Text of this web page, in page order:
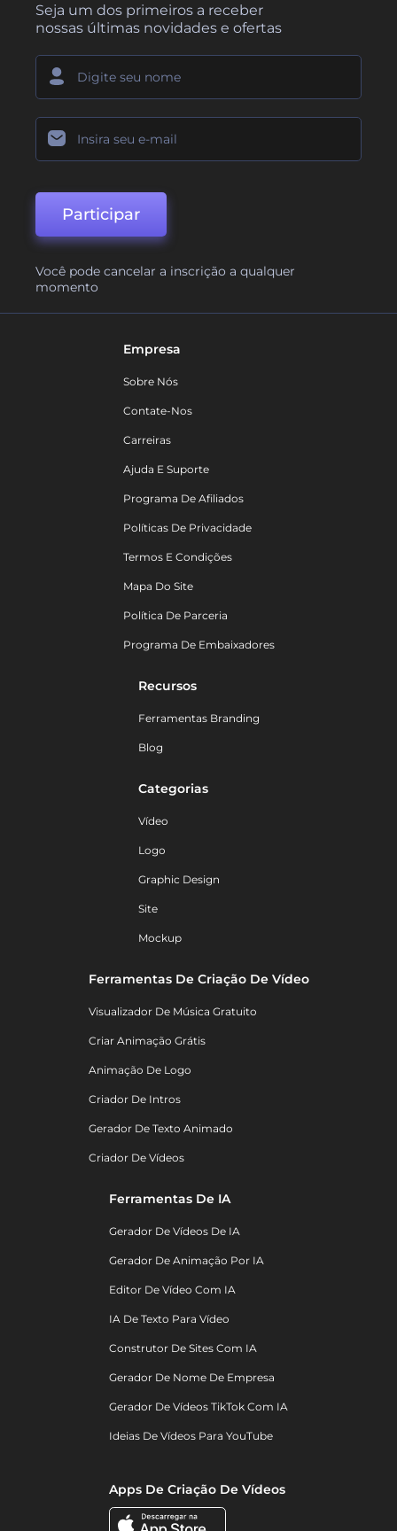
Seja um dos primeiros a receber
nossas últimas novidades e ofertas
Participar
Você pode cancelar a inscrição a qualquer
momento
Empresa
Sobre Nós
Contate-Nos
Carreiras
Ajuda E Suporte
Programa De Afiliados
Políticas De Privacidade
Termos E Condições
Mapa Do Site
Política De Parceria
Programa De Embaixadores
Recursos
Ferramentas Branding
Blog
Categorias
Vídeo
Logo
Graphic Design
Site
Mockup
Ferramentas De Criação De Vídeo
Visualizador De Música Gratuito
Criar Animação Grátis
Animação De Logo
Criador De Intros
Gerador De Texto Animado
Criador De Vídeos
Ferramentas De IA
Gerador De Vídeos De IA
Gerador De Animação Por IA
Editor De Vídeo Com IA
IA De Texto Para Vídeo
Construtor De Sites Com IA
Gerador De Nome De Empresa
Gerador De Vídeos TikTok Com IA
Ideias De Vídeos Para YouTube
Apps De Criação De Vídeos